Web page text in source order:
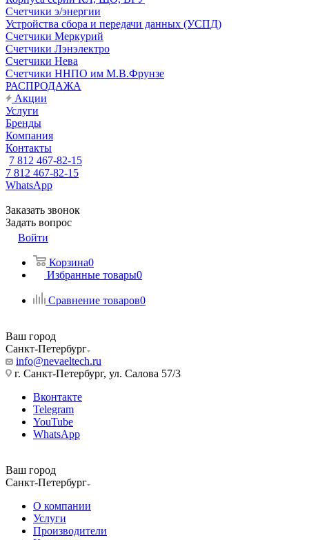
Счетчики э/энергии
Устройства сбора и передачи данных (УСПД)
Счетчики Меркурий
Счетчики Лэнэлектро
Счетчики Нева
Счетчики ННПО им М.В.Фрунзе
РАСПРОДАЖА
Акции
Услуги
Бренды
Компания
Контакты
7 812 467-82-15
7 812 467-82-15
WhatsApp
Заказать звонок
Задать вопрос
Войти
Корзина0
Избранные товары0
Сравнение товаров0
Ваш город
Санкт-Петербург
info@nevaeltech.ru
г. Санкт-Петербург, ул. Салова 57/3
Вконтакте
Telegram
YouTube
WhatsApp
Ваш город
Санкт-Петербург
О компании
Услуги
Производители